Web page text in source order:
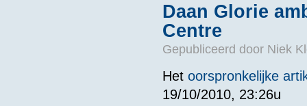
Daan Glorie
Centre
Gepubliceerd door Niek
Het oorspronkelijke
19/10/2010, 23:26u